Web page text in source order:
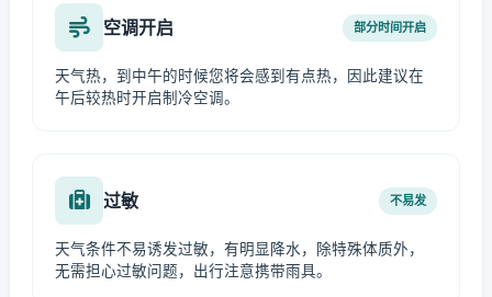
空调开启 部分时间开启
天气热，到中午的时候您将会感到有点热，因此建议在
午后较热时开启制冷空调。
过敏 不易发
天气条件不易诱发过敏，有明显降水，除特殊体质外，
无需担心过敏问题，出行注意携带雨具。